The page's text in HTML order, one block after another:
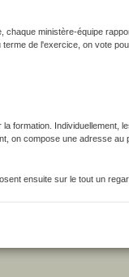
chaque ministère-équipe
terme de l'exercice, on vote
la formation. Individuellement,
on compose une adresse
ensuite sur le tout un